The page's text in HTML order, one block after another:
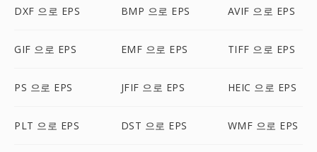
DXF 으로 EPS BMP 으로 EPS AVIF 으로 EPS
GIF 으로 EPS EMF 으로 EPS TIFF 으로 EPS
PS 으로 EPS JFIF 으로 EPS HEIC 으로 EPS
PLT 으로 EPS DST 으로 EPS WMF 으로 EPS